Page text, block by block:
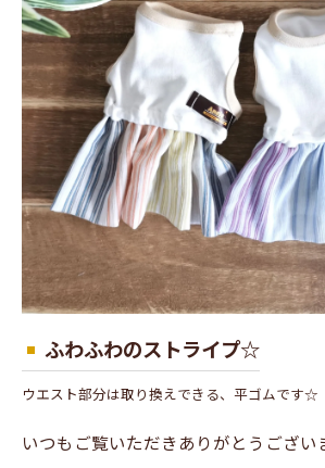
ふわふわのストライプ☆
ウエスト部分は取り換えできる、平ゴムです☆
いつもご覧いただきありがとうござ